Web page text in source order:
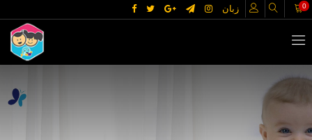
زبان 0